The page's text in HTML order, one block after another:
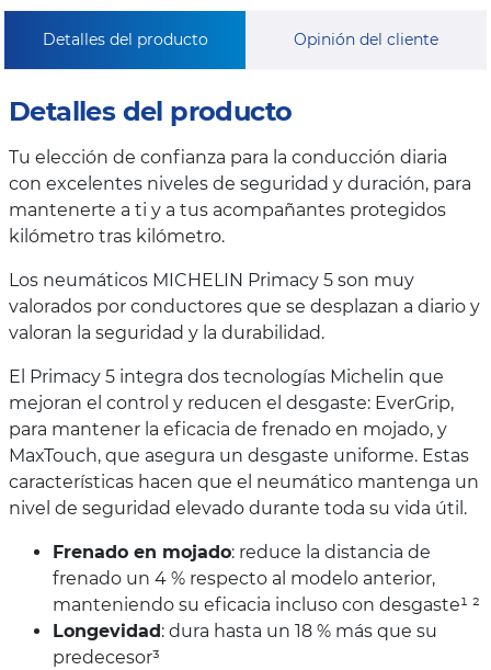
Detalles del producto Opinión del cliente
Detalles del producto
Tu elección de confianza para la conducción diaria
con excelentes niveles de seguridad y duración, para
mantenerte a ti y a tus acompañantes protegidos
kilómetro tras kilómetro.
Los neumáticos MICHELIN Primacy 5 son muy
valorados por conductores que se desplazan a diario y
valoran la seguridad y la durabilidad.
El Primacy 5 integra dos tecnologías Michelin que
mejoran el control y reducen el desgaste: EverGrip,
para mantener la eficacia de frenado en mojado, y
MaxTouch, que asegura un desgaste uniforme. Estas
características hacen que el neumático mantenga un
nivel de seguridad elevado durante toda su vida útil.
Frenado en mojado: reduce la distancia de
frenado un 4 % respecto al modelo anterior,
manteniendo su eficacia incluso con desgaste¹ ²
Longevidad : dura hasta un 18 % más que su
predecesor³